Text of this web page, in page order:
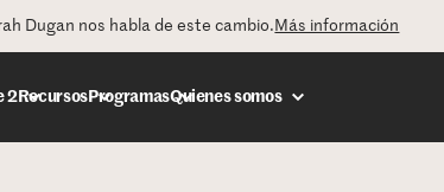
Dugan nos habla de este cambio. Más información
2Recursos ProgramasQuienes somos